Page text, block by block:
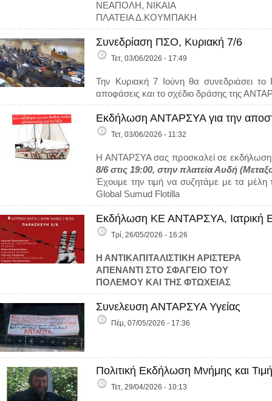
ΝΕΑΠΟΛΗ, ΝΙΚΑΙΑ
ΠΛΑΤΕΙΑ Δ.ΚΟΥΜΠΑΚΗ
Συνεδρίαση ΠΣΟ, Κυριακή 7/6
Τετ, 03/06/2026 - 17:49
Την Κυριακή 7 Ιούνη θα συνεδριάσει το
αποφάσεις και το σχέδιο δράσης της
Εκδήλωση ΑΝΤΑΡΣΥΑ για την
Τετ, 03/06/2026 - 11:32
Η ΑΝΤΑΡΣΥΑ σας προσκαλεί σε
8/6 στις 19:00, στην πλατεία Αυδή
Έχουμε την τιμή να συζητάμε με τα
Global Sumud Flotilla
Εκδήλωση ΚΕ ΑΝΤΑΡΣΥΑ, Ιατρική
Τρί, 26/05/2026 - 16:26
Η ΑΝΤΙΚΑΠΙΤΑΛΙΣΤΙΚΗ ΑΡΙΣΤΕΡΑ
ΑΠΕΝΑΝΤΙ ΣΤΟ ΣΦΑΓΕΙΟ ΤΟΥ
ΠΟΛΕΜΟΥ ΚΑΙ ΤΗΣ ΦΤΩΧΕΙΑΣ
Συνελευση ΑΝΤΑΡΣΥΑ Υγείας
Πέμ, 07/05/2026 - 17:36
Πολιτική Εκδήλωση Μνήμης και
Τετ, 29/04/2026 - 10:13